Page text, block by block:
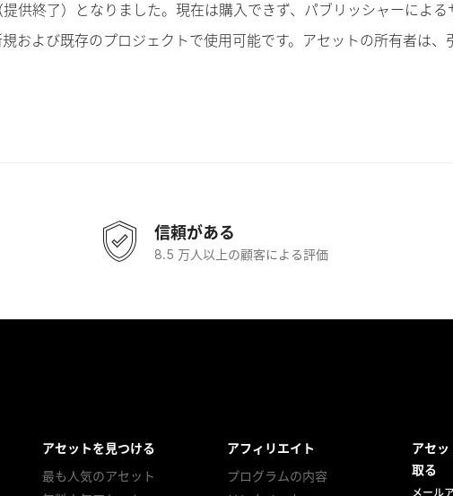
供終了）となりました。現在は購入できず、パブリッシャーによる
および既存のプロジェクトで使用可能です。アセットの所有者は、
信頼がある
8.5 万人以上の顧客による評価
アセットを見つける
最も人気のアセット
アフィリエイト
プログラムの内容
アセッ
取る
メール